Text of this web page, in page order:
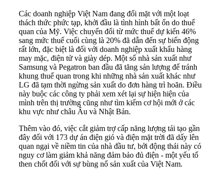
Các doanh nghiệp Việt Nam đang đối mặt với một loạt
thách thức phức tạp, khởi đầu là tình hình bất ổn do thuế
quan của Mỹ. Việc chuyển đổi từ mức thuế dự kiến ​​46%
sang mức thuế cuối cùng là 20% đã dẫn đến sự biến động
rất lớn, đặc biệt là đối với doanh nghiệp xuất khẩu hàng
may mặc, điện tử và giày dép. Một số nhà sản xuất như
Samsung và Pegatron ban đầu đã tăng sản lượng để tránh
khung thuế quan trong khi những nhà sản xuất khác như
LG đã tạm thời ngừng sản xuất do đơn hàng trì hoãn. Điều
này buộc các công ty phải xem xét lại sự hiện hiện của
mình trên thị trường cũng như tìm kiếm cơ hội mới ở các
khu vực như châu Âu và Nhật Bản.
Thêm vào đó, việc cắt giảm trợ cấp năng lượng tái tạo gần
đây đối với 173 dự án điện gió và điện mặt trời đã dấy lên
quan ngại về niềm tin của nhà đầu tư, bởi động thái này có
nguy cơ làm giảm khả năng đảm bảo đủ điện - một yếu tố
then chốt đối với sự bùng nổ sản xuất của Việt Nam.